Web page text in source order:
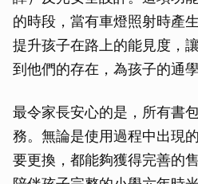
的時段，當有車燈照射時產
提升孩子在路上的能見度，
到他們的存在，為孩子的通
最令家長安心的是，所有書
務。無論是使用過程中出現
要更換，都能夠獲得完善的